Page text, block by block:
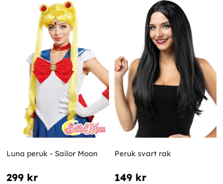
Luna peruk - Sailor Moon
299 kr
Peruk svart rak
149 kr